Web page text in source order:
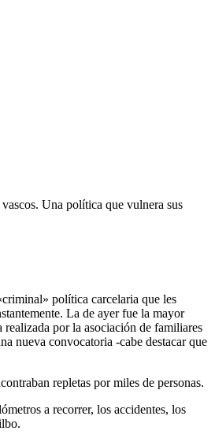
Una política que vulnera sus
política carcelaria que les
La de ayer fue la mayor
por la asociación de familiares
nueva convocatoria -cabe destacar que
repletas por miles de personas.
a recorrer, los accidentes, los